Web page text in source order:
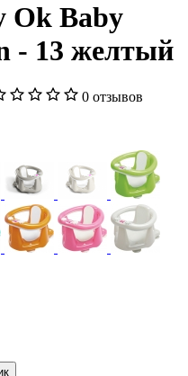
Ok Baby
- 13 желтый
0 отзывов